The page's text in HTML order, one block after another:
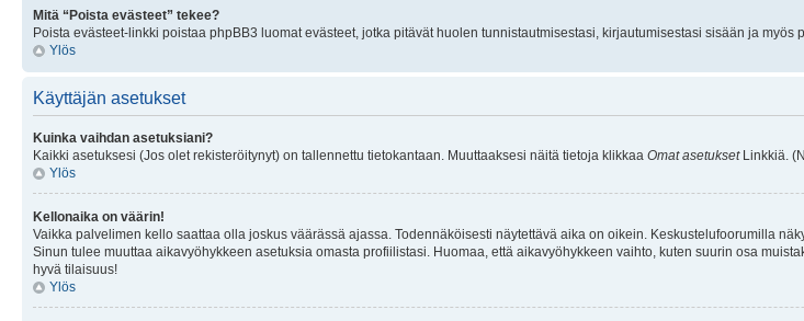
Mitä “Poista evästeet” tekee?
Poista evästeet-linkki poistaa phpBB3 luomat evästeet, jotka pitävät huolen tunnistautmisestasi, kirjautumisestasi sisään ja
Ylös
Käyttäjän asetukset
Kuinka vaihdan asetuksiani?
Kaikki asetuksesi (Jos olet rekisteröitynyt) on tallennettu tietokantaan. Muuttaaksesi näitä tietoja klikkaa Omat asetuksetLinkkiä.
Ylös
Kellonaika on väärin!
Vaikka palvelimen kello saattaa olla joskus väärässä ajassa. Todennäköisesti näytettävä aika on oikein. Keskustelufoorumilla
Sinun tulee muuttaa aikavyöhykkeen asetuksia omasta profiilistasi. Huomaa, että aikavyöhykkeen vaihto, kuten suurin osa
hyvä tilaisuus!
Ylös